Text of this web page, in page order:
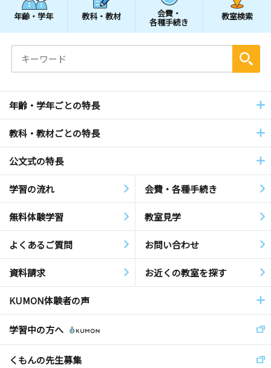
年齢・学年 教科・教材 会費・
各種手続き
教室検索
年齢・学年ごとの特長
教科・教材ごとの特長
公文式の特長
学習の流れ 会費・各種手続き
無料体験学習 教室見学
よくあるご質問 お問い合わせ
資料請求 お近くの教室を探す
KUMON体験者の声
学習中の方へ
くもんの先生募集